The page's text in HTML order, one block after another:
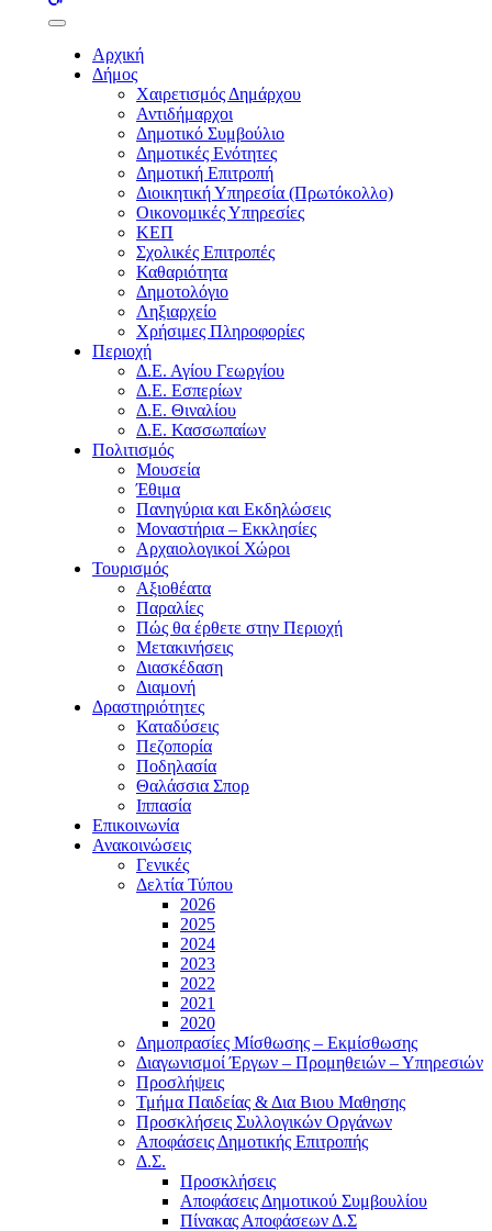
buttons
Αρχική
Δήμος
Χαιρετισμός Δημάρχου
Αντιδήμαρχοι
Δημοτικό Συμβούλιο
Δημοτικές Ενότητες
Δημοτική Επιτροπή
Διοικητική Υπηρεσία (Πρωτόκολλο)
Οικονομικές Υπηρεσίες
ΚΕΠ
Σχολικές Επιτροπές
Καθαριότητα
Δημοτολόγιο
Ληξιαρχείο
Χρήσιμες Πληροφορίες
Περιοχή
Δ.Ε. Αγίου Γεωργίου
Δ.Ε. Εσπερίων
Δ.Ε. Θιναλίου
Δ.Ε. Κασσωπαίων
Πολιτισμός
Μουσεία
Έθιμα
Πανηγύρια και Εκδηλώσεις
Μοναστήρια – Εκκλησίες
Αρχαιολογικοί Χώροι
Τουρισμός
Αξιοθέατα
Παραλίες
Πώς θα έρθετε στην Περιοχή
Μετακινήσεις
Διασκέδαση
Διαμονή
Δραστηριότητες
Καταδύσεις
Πεζοπορία
Ποδηλασία
Θαλάσσια Σπορ
Ιππασία
Επικοινωνία
Ανακοινώσεις
Γενικές
Δελτία Τύπου
2026
2025
2024
2023
2022
2021
2020
Δημοπρασίες Μίσθωσης – Εκμίσθωσης
Διαγωνισμοί Έργων – Προμηθειών – Υπηρεσιών
Προσλήψεις
Τμήμα Παιδείας & Δια Βιου Μαθησης
Προσκλήσεις Συλλογικών Οργάνων
Αποφάσεις Δημοτικής Επιτροπής
Δ.Σ.
Προσκλήσεις
Αποφάσεις Δημοτικού Συμβουλίου
Πίνακας Αποφάσεων Δ.Σ